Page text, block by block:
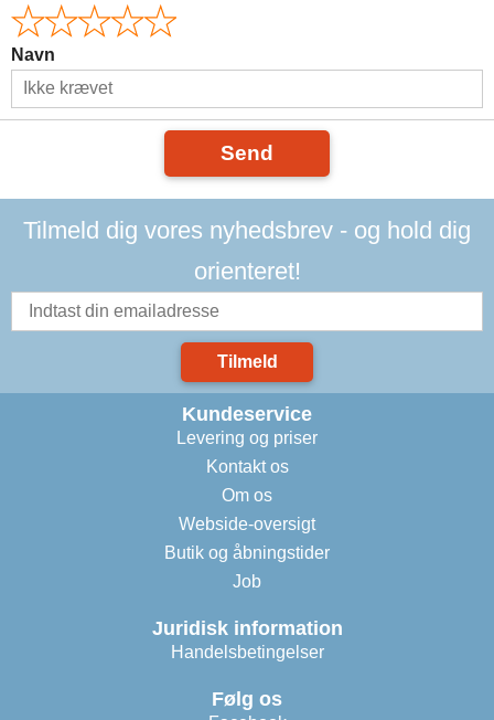
Navn
Send
Tilmeld dig vores nyhedsbrev - og hold dig
orienteret!
Tilmeld
Kundeservice
Levering og priser
Kontakt os
Om os
Webside-oversigt
Butik og åbningstider
Job
Juridisk information
Handelsbetingelser
Følg os